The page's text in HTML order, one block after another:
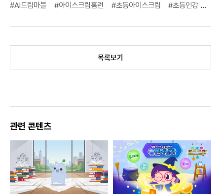
#AI드림마블 #아이스크림홈런 #초등아이스크림 #초등인강
목록보기
관련 콘텐츠